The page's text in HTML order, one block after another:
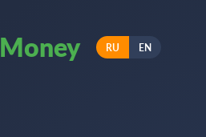
Money RU EN